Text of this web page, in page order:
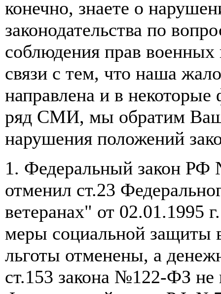
конечно, знаете о
законодательства по
соблюдения прав военных
связи с тем, что наша
направлена и в
ряд СМИ, мы обратим
нарушения положений
1. Федеральный закон
отменил ст.23
ветеранах" от 02.01.1995
меры социальной защиты
льготы отменены, а
ст.153 закона №122-ФЗ не